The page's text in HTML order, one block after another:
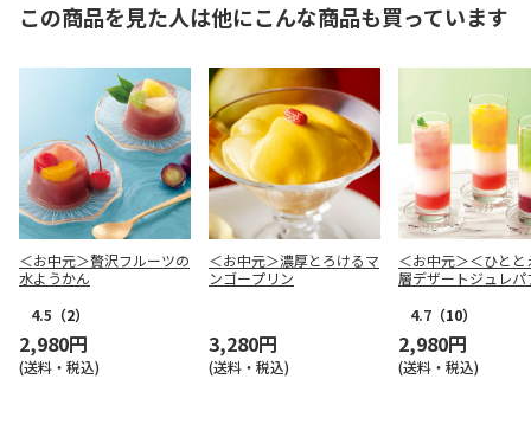
この商品を見た人は他にこんな商品も買っています
＜お中元＞贅沢フルーツの
水ようかん
4.5 （2）
2,980円
(送料・税込)
＜お中元＞濃厚とろけるマ
ンゴープリン
3,280円
(送料・税込)
＜お中元＞＜ひとと
層デザートジュレパ
4.7 （10）
2,980円
(送料・税込)